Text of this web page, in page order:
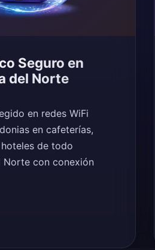
Seguro en
del Norte
en redes WiFi
en cafeterías,
de todo
Norte con conexión